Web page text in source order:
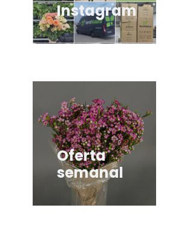
Instagram
Oferta
semanal